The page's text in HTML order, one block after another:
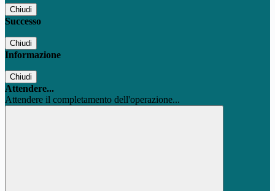
Chiudi
Successo
Chiudi
Informazione
Chiudi
Attendere...
Attendere il completamento dell'operazione...